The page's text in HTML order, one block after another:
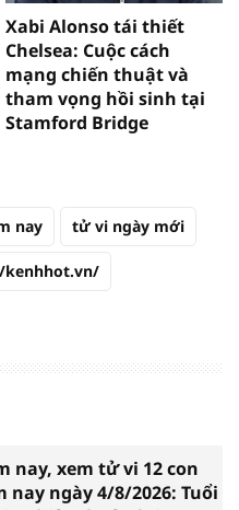
Xabi Alonso tái thiết
Chelsea: Cuộc cách
mạng chiến thuật và
tham vọng hồi sinh tại
Stamford Bridge
nay tử vi ngày mới
nay, xem tử vi 12 con
nay ngày 4/8/2026: Tuổi